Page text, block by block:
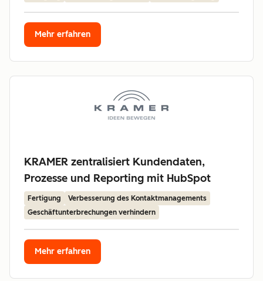
Mehr erfahren
KRAMER zentralisiert Kundendaten,
Prozesse und Reporting mit HubSpot
Fertigung
Verbesserung des Kontaktmanagements
Geschäftunterbrechungen verhindern
Mehr erfahren